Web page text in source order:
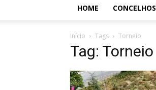
HOME CONCELHOS
Início Tags Torneio
Tag: Torneio